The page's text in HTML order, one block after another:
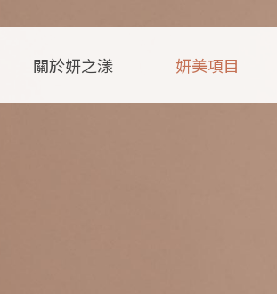
關於妍之漾 妍美項目